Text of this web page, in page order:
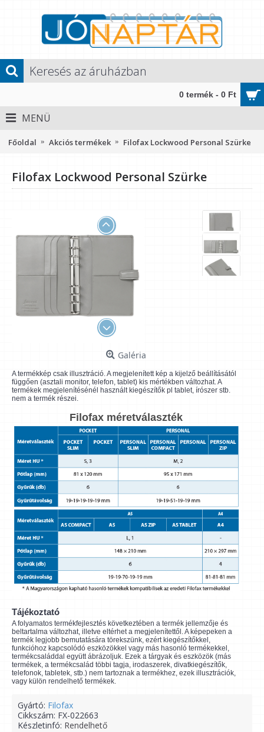
0 termék - 0 Ft
MENÜ
Főoldal Akciós termékek Filofax Lockwood Personal Szürke
Filofax Lockwood Personal Szürke
Galéria
A termékkép csak illusztráció. A megjelenített kép a kijelző beállításától
függően (asztali monitor, telefon, tablet) kis mértékben változhat. A
termékek megjelenítésénél használt kiegészítők pl tablet, írószer stb.
nem a termék részei.
Filofax méretválaszték
Tájékoztató
A folyamatos termékfejlesztés következtében a termék jellemzője és
beltartalma változhat, illetve eltérhet a megjelenítettől. A képepeken a
termék legjobb bemutatására törekszünk, ezért kiegészítőkkel,
funkcióhoz kapcsolódó eszközökkel vagy más hasonló termékekkel,
termékcsaláddal együtt ábrázoljuk. Ezek a tárgyak és eszközök (más
termékek, a termékcsalád többi tagja, irodaszerek, divatkiegészítők,
telefonok, tabletek, stb.) nem tartoznak a termékhez, ezek illusztrációk,
vagy külön rendelhető termékek.
Gyártó: Filofax
Cikkszám: FX-022663
Készletinfó: Rendelhető